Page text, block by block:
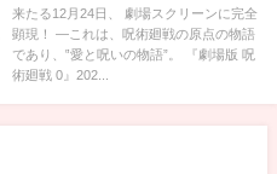
King Gnu 「一途」
来たる12月24日、 劇場スクリーンに完全
顕現！ —これは、呪術廻戦の原点の物語
であり、‟愛と呪いの物語”。 『劇場版 呪
術廻戦 0』202...